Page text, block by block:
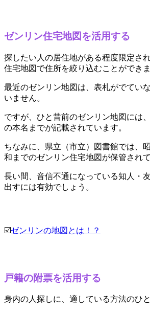
ゼンリン住宅地図を活用する
探したい人の居住地がある程度限定さ
住宅地図で住所を絞り込むことができま
最近のゼンリン地図は、表札がでてい
いません。
ですが、ひと昔前のゼンリン地図には
の本名までが記載されています。
ちなみに、県立（市立）図書館では、
和までのゼンリン住宅地図が保管されて
長い間、音信不通になっている知人・
出すには有効でしょう。
☑️ゼンリンの地図とは！？
戸籍の附票を活用する
身内の人探しに、適している方法のひと